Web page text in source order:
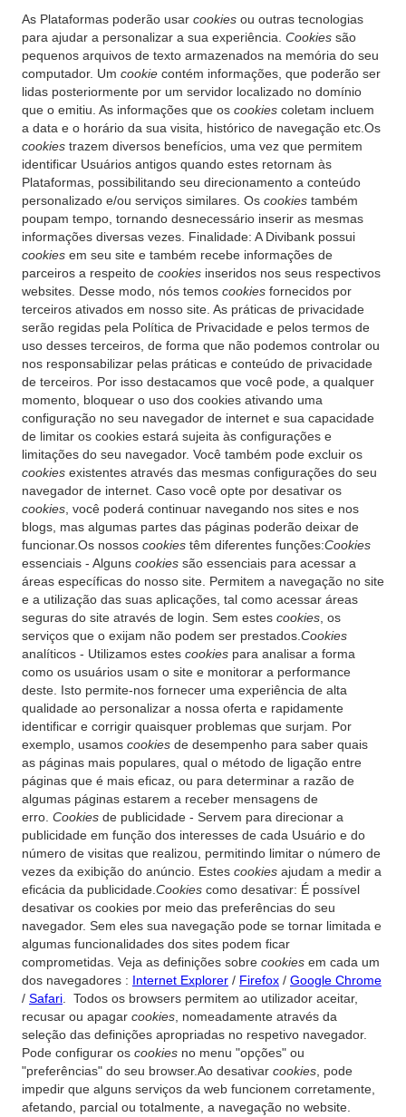
As Plataformas poderão usar cookies ou outras tecnologias
para ajudar a personalizar a sua experiência. Cookies são
pequenos arquivos de texto armazenados na memória do seu
computador. Um cookie contém informações, que poderão ser
lidas posteriormente por um servidor localizado no domínio
que o emitiu. As informações que os cookies coletam incluem
a data e o horário da sua visita, histórico de navegação etc.Os
cookies trazem diversos benefícios, uma vez que permitem
identificar Usuários antigos quando estes retornam às
Plataformas, possibilitando seu direcionamento a conteúdo
personalizado e/ou serviços similares. Os cookies também
poupam tempo, tornando desnecessário inserir as mesmas
informações diversas vezes. Finalidade: A Divibank possui
cookies em seu site e também recebe informações de
parceiros a respeito de cookies inseridos nos seus respectivos
websites. Desse modo, nós temos cookies fornecidos por
terceiros ativados em nosso site. As práticas de privacidade
serão regidas pela Política de Privacidade e pelos termos de
uso desses terceiros, de forma que não podemos controlar ou
nos responsabilizar pelas práticas e conteúdo de privacidade
de terceiros. Por isso destacamos que você pode, a qualquer
momento, bloquear o uso dos cookies ativando uma
configuração no seu navegador de internet e sua capacidade
de limitar os cookies estará sujeita às configurações e
limitações do seu navegador. Você também pode excluir os
cookies existentes através das mesmas configurações do seu
navegador de internet. Caso você opte por desativar os
cookies , você poderá continuar navegando nos sites e nos
blogs, mas algumas partes das páginas poderão deixar de
funcionar.Os nossos cookies têm diferentes funções:Cookies
essenciais - Alguns cookies são essenciais para acessar a
áreas específicas do nosso site. Permitem a navegação no site
e a utilização das suas aplicações, tal como acessar áreas
seguras do site através de login. Sem estes cookies , os
serviços que o exijam não podem ser prestados. Cookies
analíticos - Utilizamos estes cookies para analisar a forma
como os usuários usam o site e monitorar a performance
deste. Isto permite-nos fornecer uma experiência de alta
qualidade ao personalizar a nossa oferta e rapidamente
identificar e corrigir quaisquer problemas que surjam. Por
exemplo, usamos cookies de desempenho para saber quais
as páginas mais populares, qual o método de ligação entre
páginas que é mais eficaz, ou para determinar a razão de
algumas páginas estarem a receber mensagens de
erro. Cookies de publicidade - Servem para direcionar a
publicidade em função dos interesses de cada Usuário e do
número de visitas que realizou, permitindo limitar o número de
vezes da exibição do anúncio. Estes cookies ajudam a medir a
eficácia da publicidade. Cookies como desativar: É possível
desativar os cookies por meio das preferências do seu
navegador. Sem eles sua navegação pode se tornar limitada e
algumas funcionalidades dos sites podem ficar
comprometidas. Veja as definições sobre cookies em cada um
dos navegadores : Internet Explorer / Firefox / Google Chrome
/ Safari . Todos os browsers permitem ao utilizador aceitar,
recusar ou apagar cookies , nomeadamente através da
seleção das definições apropriadas no respetivo navegador.
Pode configurar os cookies no menu "opções" ou
"preferências" do seu browser.Ao desativar cookies , pode
impedir que alguns serviços da web funcionem corretamente,
afetando, parcial ou totalmente, a navegação no website.